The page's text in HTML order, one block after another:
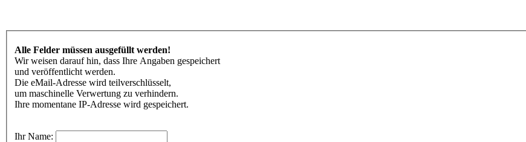
Alle Felder müssen ausgefüllt werden!
Wir weisen darauf hin, dass Ihre Angaben gespeichert
und veröffentlicht werden.
Die eMail-Adresse wird teilverschlüsselt,
um maschinelle Verwertung zu verhindern.
Ihre momentane IP-Adresse wird gespeichert.
Ihr Name: